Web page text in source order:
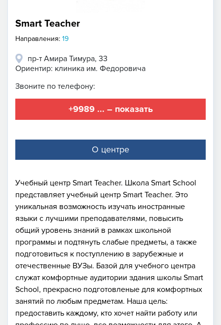
Smart Teacher
Направления: 19
пр-т Амира Тимура, 33
Ориентир: клиника им. Федоровича
Звоните по телефону:
+9989 ... – показать
О центре
Учебный центр Smart Teacher. Школа Smart School
представляет учебный центр Smart Teacher. Это
уникальная возможность изучать иностранные
языки с лучшими преподавателями, повысить
общий уровень знаний в рамках школьной
программы и подтянуть слабые предметы, а также
подготовиться к поступлению в зарубежные и
отечественные ВУЗы. Базой для учебного центра
служат комфортные аудитории здания школы Smart
School, прекрасно подготовленые для комфортных
занятий по любым предметам. Наша цель:
предоставить каждому, кто хочет найти работу или